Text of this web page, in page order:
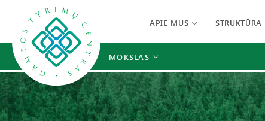
APIE MUS STRUKTŪRA
MOKSLAS